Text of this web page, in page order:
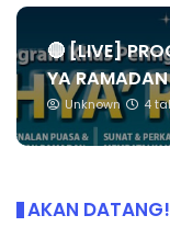
🔴 [LIVE]
YA
Unknown 4
AKAN DATANG!